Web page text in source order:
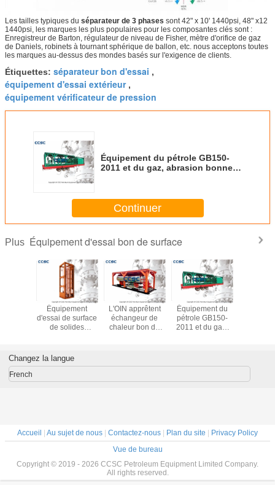
Les tailles typiques du séparateur de 3 phases sont 42" x 10' 1440psi, 48" x12
1440psi, les marques les plus populaires pour les composantes clés sont :
Enregistreur de Barton, régulateur de niveau de Fisher, mètre d'orifice de gaz
de Daniels, robinets à tournant sphérique de ballon, etc. nous acceptons toutes
les marques au-dessus des mondes basés sur l'exigence de clients.
Étiquettes: séparateur bon d'essai ,
équipement d'essai extérieur,
équipement vérificateur de pression
Équipement du pétrole GB150-
2011 et du gaz, abrasion bonne
Continuer
Plus Équipement d'essai bon de surface
filtre
par
Équipement
d'essai de surface
de solides
d'essai de
réservoir vertical
subite
L'OIN apprêtent
échangeur de
chaleur bon de
de chauffage
Équipement du
pétrole GB150-
2011 et du gaz,
Changez la langue
French
Accueil Au sujet de nous Contactez-nous Plan du site
Privacy Policy
Vue de bureau
Copyright © 2019 - 2026 CCSC Petroleum Equipment Limited Company.
All rights reserved.